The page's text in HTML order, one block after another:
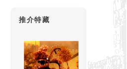
推介特藏